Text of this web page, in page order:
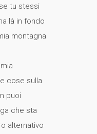
tu stessi
là in fondo
montagna
cose sulla
puoi
che sta
alternativo